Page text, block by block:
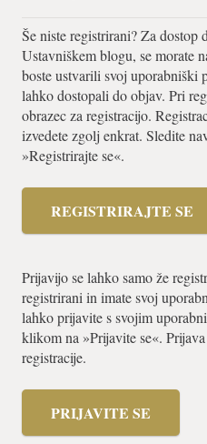
Še niste registrirani? Za dostop
Ustavniškem blogu, se morate
boste ustvarili svoj uporabniški
lahko dostopali do objav. Pri
obrazec za registracijo.
izvedete zgolj enkrat. Sledite
»Registrirajte se«.
REGISTRIRAJTE SE
Prijavijo se lahko samo že
registrirani in imate svoj
lahko prijavite s svojim
klikom na »Prijavite se«.
registracije.
PRIJAVITE SE